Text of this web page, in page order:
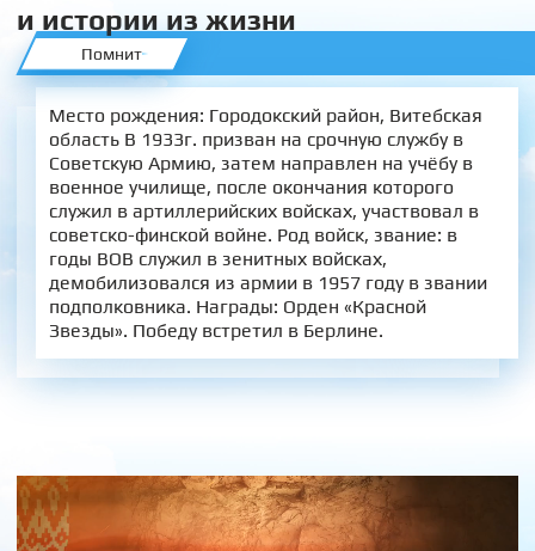
и истории из жизни
Помнит
Место рождения: Городокский район, Витебская
область В 1933г. призван на срочную службу в
Советскую Армию, затем направлен на учёбу в
военное училище, после окончания которого
служил в артиллерийских войсках, участвовал в
советско-финской войне. Род войск, звание: в
годы ВОВ служил в зенитных войсках,
демобилизовался из армии в 1957 году в звании
подполковника. Награды: Орден «Красной
Звезды». Победу встретил в Берлине.